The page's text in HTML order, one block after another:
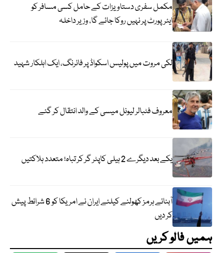
مکمل سفری دستاویزات کے حامل کسی مسافر کو
ایئرپورٹ پر نہیں روکا جائے گا، وزیر داخلہ
لکی مروت میں پولیس اسکواڈ پر فائرنگ، ایک اہلکار شہید
معروف فٹبالر لیونل میسی کے والد انتقال کر گئے
یکے بعد دیگرے 2 ہیلی کاپٹر گر کر تباہ؛ متعدد ہلاکتیں
آبنائے ہرمز کھولنے کیلئے ایران نے امریکا کو 6 شرائط پیش
کر دیں
ہمیں فالو کریں